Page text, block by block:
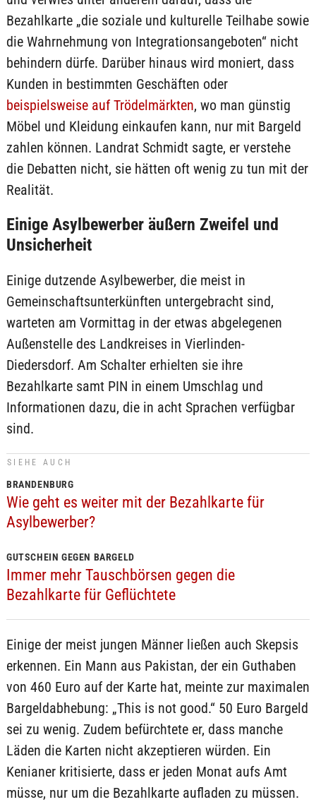
Bezahlkarte „die soziale und kulturelle Teilhabe sowie
die Wahrnehmung von Integrationsangeboten“ nicht
behindern dürfe. Darüber hinaus wird moniert, dass
Kunden in bestimmten Geschäften oder
beispielsweise auf Trödelmärkten, wo man günstig
Möbel und Kleidung einkaufen kann, nur mit Bargeld
zahlen können. Landrat Schmidt sagte, er verstehe
die Debatten nicht, sie hätten oft wenig zu tun mit der
Realität.
Einige Asylbewerber äußern Zweifel und
Unsicherheit
Einige dutzende Asylbewerber, die meist in
Gemeinschaftsunterkünften untergebracht sind,
warteten am Vormittag in der etwas abgelegenen
Außenstelle des Landkreises in Vierlinden-
Diedersdorf. Am Schalter erhielten sie ihre
Bezahlkarte samt PIN in einem Umschlag und
Informationen dazu, die in acht Sprachen verfügbar
sind.
SIEHE AUCH
BRANDENBURG
Wie geht es weiter mit der Bezahlkarte für
Asylbewerber?
GUTSCHEIN GEGEN BARGELD
Immer mehr Tauschbörsen gegen die
Bezahlkarte für Geflüchtete
Einige der meist jungen Männer ließen auch Skepsis
erkennen. Ein Mann aus Pakistan, der ein Guthaben
von 460 Euro auf der Karte hat, meinte zur maximalen
Bargeldabhebung: „This is not good.“ 50 Euro Bargeld
sei zu wenig. Zudem befürchtete er, dass manche
Läden die Karten nicht akzeptieren würden. Ein
Kenianer kritisierte, dass er jeden Monat aufs Amt
müsse, nur um die Bezahlkarte aufladen zu müssen.